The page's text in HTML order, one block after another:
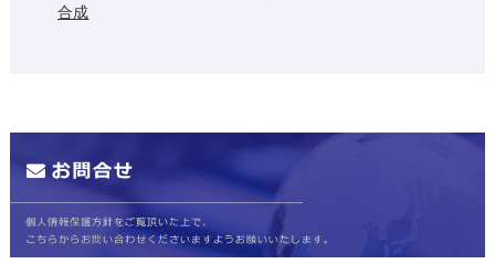
合成